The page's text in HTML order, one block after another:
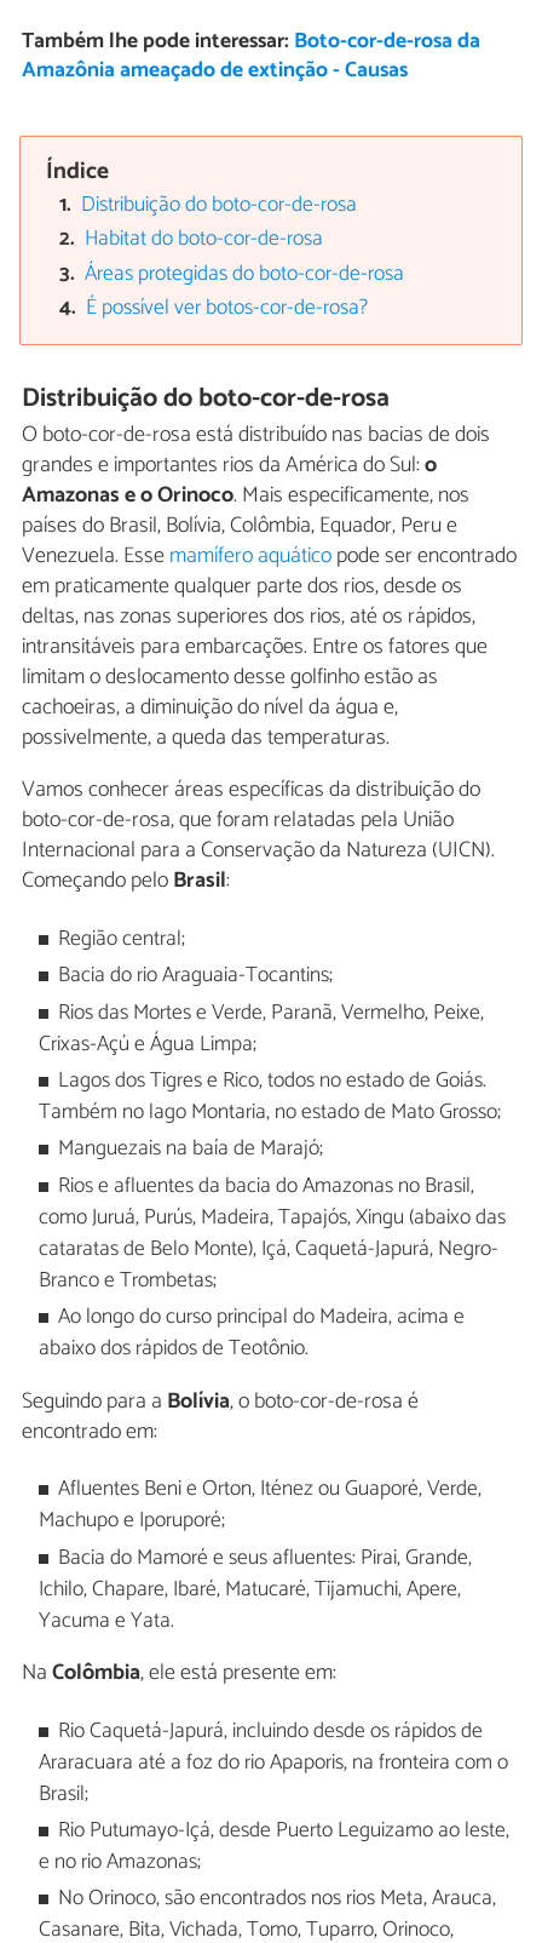
Também lhe pode interessar: Boto-cor-de-rosa da
Amazônia ameaçado de extinção - Causas
Índice
Distribuição do boto-cor-de-rosa
Habitat do boto-cor-de-rosa
Áreas protegidas do boto-cor-de-rosa
É possível ver botos-cor-de-rosa?
Distribuição do boto-cor-de-rosa
O boto-cor-de-rosa está distribuído nas bacias de dois
grandes e importantes rios da América do Sul:o
Amazonas e o Orinoco. Mais especificamente, nos
países do Brasil, Bolívia, Colômbia, Equador, Peru e
Venezuela. Essemamífero aquáticopode ser encontrado
em praticamente qualquer parte dos rios, desde os
deltas, nas zonas superiores dos rios, até os rápidos,
intransitáveis para embarcações. Entre os fatores que
limitam o deslocamento desse golfinho estão as
cachoeiras, a diminuição do nível da água e,
possivelmente, a queda das temperaturas.
Vamos conhecer áreas específicas da distribuição do
boto-cor-de-rosa, que foram relatadas pela União
Internacional para a Conservação da Natureza (UICN).
Começando peloBrasil:
Região central;
Bacia do rio Araguaia-Tocantins;
Rios das Mortes e Verde, Paranã, Vermelho, Peixe,
Crixas-Açú e Água Limpa;
Lagos dos Tigres e Rico, todos no estado de Goiás.
Também no lago Montaria, no estado de Mato Grosso;
Manguezais na baía de Marajó;
Rios e afluentes da bacia do Amazonas no Brasil,
como Juruá, Purús, Madeira, Tapajós, Xingu (abaixo das
cataratas de Belo Monte), Içá, Caquetá-Japurá, Negro-
Branco e Trombetas;
Ao longo do curso principal do Madeira, acima e
abaixo dos rápidos de Teotônio.
Seguindo para a Bolívia, o boto-cor-de-rosa é
encontrado em:
Afluentes Beni e Orton, Iténez ou Guaporé, Verde,
Machupo e Iporuporé;
Bacia do Mamoré e seus afluentes: Pirai, Grande,
Ichilo, Chapare, Ibaré, Matucaré, Tijamuchi, Apere,
Yacuma e Yata.
NaColômbia, ele está presente em:
Rio Caquetá-Japurá, incluindo desde os rápidos de
Araracuara até a foz do rio Apaporis, na fronteira com o
Brasil;
Rio Putumayo-Içá, desde Puerto Leguizamo ao leste,
e no rio Amazonas;
No Orinoco, são encontrados nos rios Meta, Arauca,
Casanare, Bita, Vichada, Tomo, Tuparro, Orinoco,